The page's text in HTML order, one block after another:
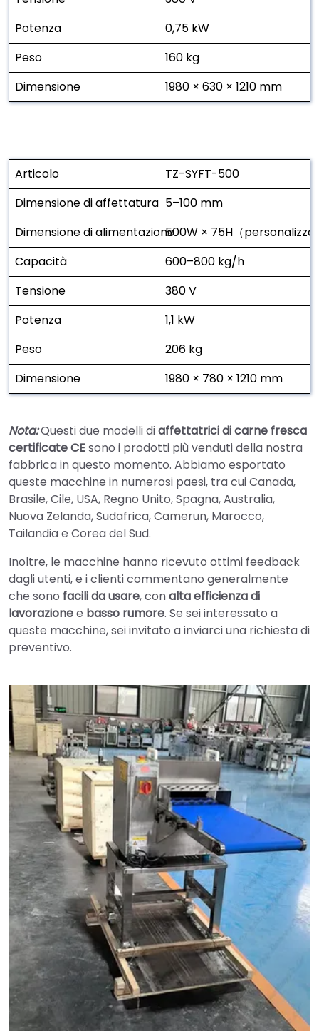
Potenza
0,75 kW
Peso
160 kg
Dimensione
1980 × 630 × 1210 mm
Articolo
TZ-SYFT-500
Dimensione di affettatura 5–100 mm
Dimensione di alimentazione500W × 75H（
Capacità
600–800 kg/h
Tensione
380 V
Potenza
1,1 kW
Peso
206 kg
Dimensione
1980 × 780 × 1210 mm
Nota:Questi due modelli diaffettatrici di carne fresca
certificate CEsono i prodotti più venduti della nostra
fabbrica in questo momento. Abbiamo esportato
queste macchine in numerosi paesi, tra cui Canada,
Brasile, Cile, USA, Regno Unito, Spagna, Australia,
Nuova Zelanda, Sudafrica, Camerun, Marocco,
Tailandia e Corea del Sud.
Inoltre, le macchine hanno ricevuto ottimi feedback
dagli utenti, e i clienti commentano generalmente
che sono facili da usare, conalta efficienza di
lavorazionee basso rumore. Se sei interessato a
queste macchine, sei invitato a inviarci una richiesta di
preventivo.